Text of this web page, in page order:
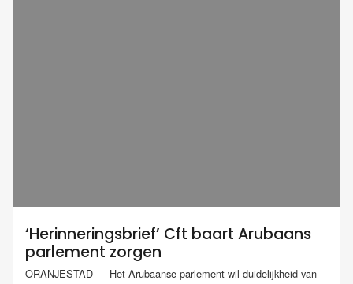
‘Herinneringsbrief’ Cft baart Arubaans
parlement zorgen
ORANJESTAD — Het Arubaanse parlement wil duidelijkheid van